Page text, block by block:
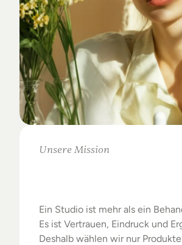
Unsere Mission
Ein Studio ist mehr als ein
Es ist Vertrauen, Eindruck und
Deshalb wählen wir nur